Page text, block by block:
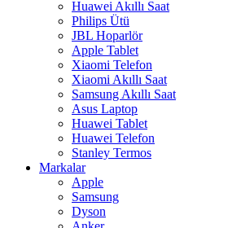
Huawei Akıllı Saat
Philips Ütü
JBL Hoparlör
Apple Tablet
Xiaomi Telefon
Xiaomi Akıllı Saat
Samsung Akıllı Saat
Asus Laptop
Huawei Tablet
Huawei Telefon
Stanley Termos
Markalar
Apple
Samsung
Dyson